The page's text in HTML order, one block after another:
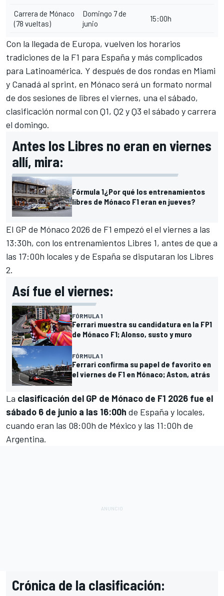
Carrera de Mónaco
(78 vueltas)
Domingo 7 de
junio
15:00h
Con la llegada de Europa, vuelven los horarios
tradiciones de la F1 para España y más complicados
para Latinoamérica. Y después de dos rondas en Miami
y Canadá al sprint, en Mónaco será un formato normal
de dos sesiones de libres el viernes, una el sábado,
clasificación normal con Q1, Q2 y Q3 el sábado y carrera
el domingo.
Antes los Libres no eran en viernes
allí, mira:
Fórmula 1¿Por qué los entrenamientos
libres de Mónaco F1 eran en jueves?
El GP de Mónaco 2026 de F1 empezó el el viernes a las
13:30h, con los entrenamientos Libres 1, antes de que a
las 17:00h locales y de España se disputaran los Libres
2.
Así fue el viernes:
FÓRMULA 1
Ferrari muestra su candidatura en la FP1
de Mónaco F1; Alonso, susto y muro
FÓRMULA 1
Ferrari confirma su papel de favorito en
el viernes de F1 en Mónaco; Aston, atrás
La clasificación del GP de Mónaco de F1 2026 fue el
sábado 6 de junio a las 16:00h de España y locales,
cuando eran las 08:00h de México y las 11:00h de
Argentina.
Crónica de la clasificación: